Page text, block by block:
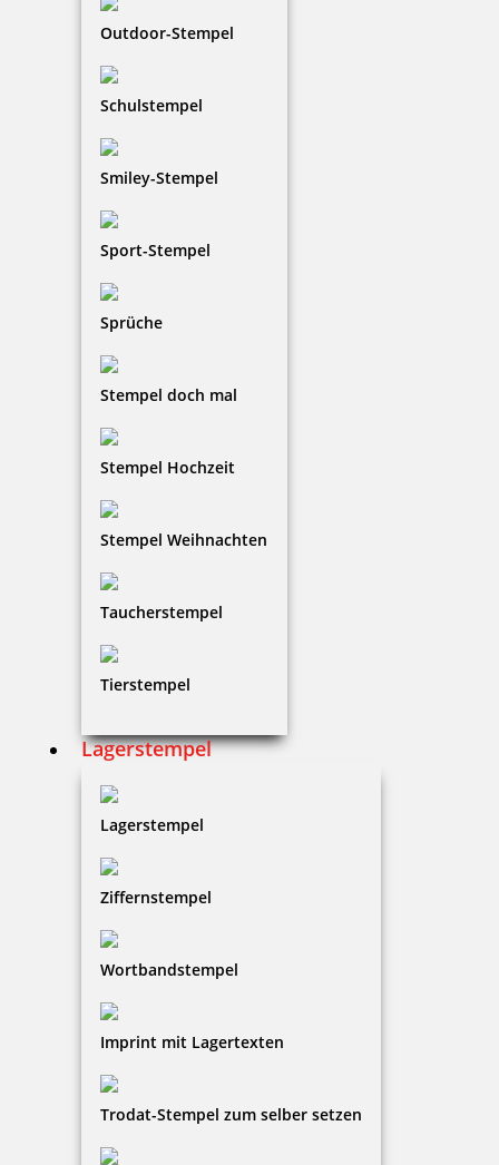
Outdoor-Stempel
Schulstempel
Smiley-Stempel
Sport-Stempel
Sprüche
Stempel doch mal
Stempel Hochzeit
Stempel Weihnachten
Taucherstempel
Tierstempel
Lagerstempel
Lagerstempel
Ziffernstempel
Wortbandstempel
Imprint mit Lagertexten
Trodat-Stempel zum selber setzen